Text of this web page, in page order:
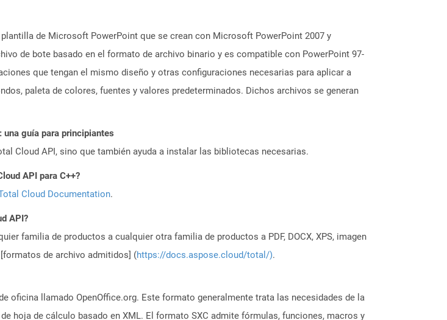
de Microsoft PowerPoint que se crean con Microsoft PowerPoint 2007 y
de bote basado en el formato de archivo binario y es compatible con PowerPoint 97-
que tengan el mismo diseño y otras configuraciones necesarias para aplicar a
paleta de colores, fuentes y valores predeterminados. Dichos archivos se generan
una guía para principiantes
Cloud API, sino que también ayuda a instalar las bibliotecas necesarias.
API para C++?
Cloud Documentation.
API?
familia de productos a cualquier otra familia de productos a PDF, DOCX, XPS, imagen
[formatos de archivo admitidos] (https://docs.aspose.cloud/total/).
oficina llamado OpenOffice.org. Este formato generalmente trata las necesidades de la
hoja de cálculo basado en XML. El formato SXC admite fórmulas, funciones, macros y